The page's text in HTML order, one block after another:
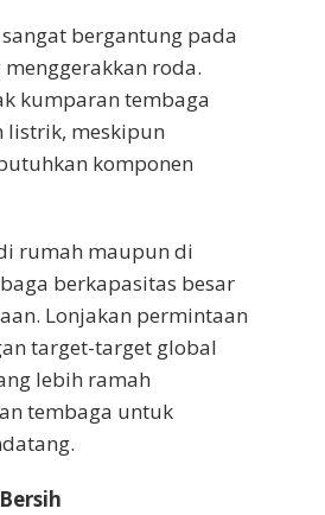
bergantung pada
roda.
kumparan tembaga
listrik, meskipun
komponen
rumah maupun di
berkapasitas besar
Lonjakan permintaan
target-target global
lebih ramah
tembaga untuk